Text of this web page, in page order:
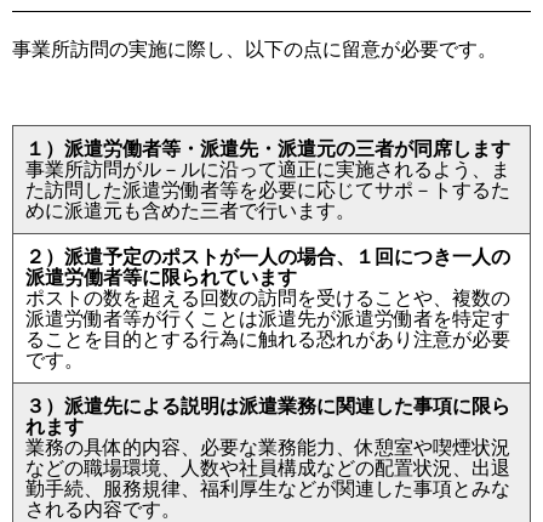
事業所訪問の実施に際し、以下の点に留意が必要です。
１）派遣労働者等・派遣先・派遣元の三者が同席します
事業所訪問がル－ルに沿って適正に実施されるよう、ま
た訪問した派遣労働者等を必要に応じてサポ－トするた
めに派遣元も含めた三者で行います。
２）派遣予定のポストが一人の場合、１回につき一人の
派遣労働者等に限られています
ポストの数を超える回数の訪問を受けることや、複数の
派遣労働者等が行くことは派遣先が派遣労働者を特定す
ることを目的とする行為に触れる恐れがあり注意が必要
です。
３）派遣先による説明は派遣業務に関連した事項に限ら
れます
業務の具体的内容、必要な業務能力、休憩室や喫煙状況
などの職場環境、人数や社員構成などの配置状況、出退
勤手続、服務規律、福利厚生などが関連した事項とみな
される内容です。